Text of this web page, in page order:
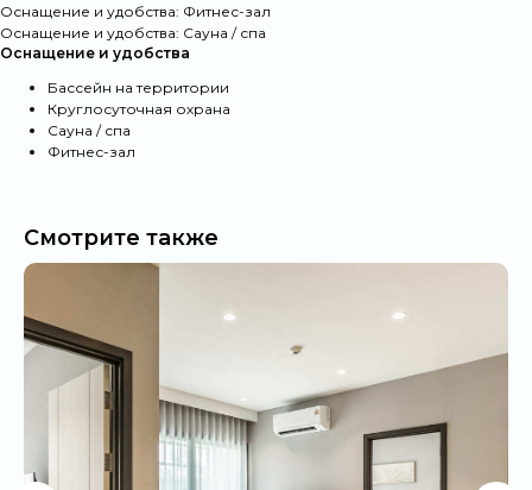
Оснащение и удобства: Фитнес-зал
Оснащение и удобства: Сауна / спа
Оснащение и удобства
Бассейн на территории
Круглосуточная охрана
Сауна / спа
Фитнес-зал
Смотрите также
Только личный портфель RPS
400+ квартир, прошедших технический и
эстетический контроль
Личный стандарт качества
Мы не “принимаем объекты” — мы их
создаём. В каждой квартире — уют,
собранный из деталей, продуманные
бытовые решения и комфорт, проверенный
Апартаменты без фотошопа
Актуальные фото и видео квартир и ЖК. Вы
Подбор под сценарий жизни